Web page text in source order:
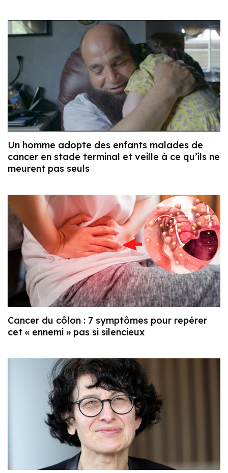
Un homme adopte des enfants malades de
cancer en stade terminal et veille à ce qu’ils ne
meurent pas seuls
Cancer du côlon : 7 symptômes pour repérer
cet « ennemi » pas si silencieux